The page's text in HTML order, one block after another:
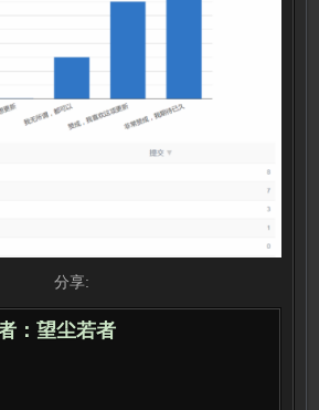
分享:
：望尘若者